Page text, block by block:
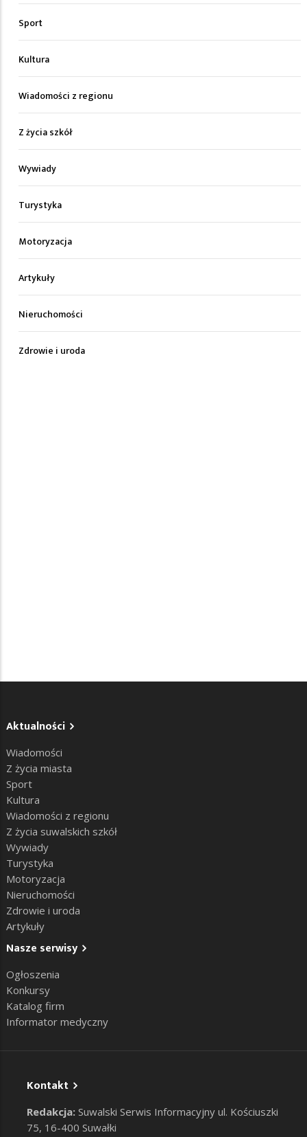
Sport
Kultura
Wiadomości z regionu
Z życia szkół
Wywiady
Turystyka
Motoryzacja
Artykuły
Nieruchomości
Zdrowie i uroda
Aktualności
Wiadomości
Z życia miasta
Sport
Kultura
Wiadomości z regionu
Z życia suwalskich szkół
Wywiady
Turystyka
Motoryzacja
Nieruchomości
Zdrowie i uroda
Artykuły
Nasze serwisy
Ogłoszenia
Konkursy
Katalog firm
Informator medyczny
Kontakt
Redakcja: Suwalski Serwis Informacyjny ul. Kościuszki
75, 16-400 Suwałki